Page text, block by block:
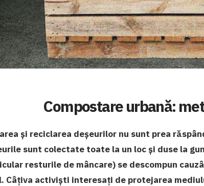
Compostare urbană:
și reciclarea deșeurilor nu sunt prea
sunt colectate toate la un loc și duse la
resturile de mâncare) se descompun
Câțiva activiști interesați de protejarea